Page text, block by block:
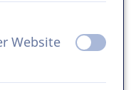
Website
ausan